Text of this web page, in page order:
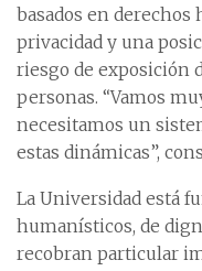
basados en derechos
privacidad y una
riesgo de exposición
personas. “Vamos
necesitamos un
estas dinámicas”,
La Universidad está
humanísticos, de
recobran particular